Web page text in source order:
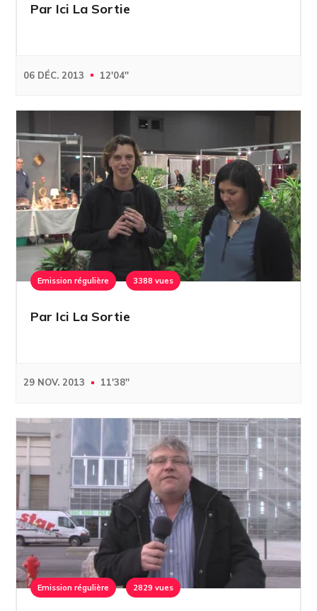
Par Ici La Sortie
06 DÉC. 2013 12'04''
Emission régulière 3388 vues
Par Ici La Sortie
29 NOV. 2013 11'38''
Emission régulière 2829 vues